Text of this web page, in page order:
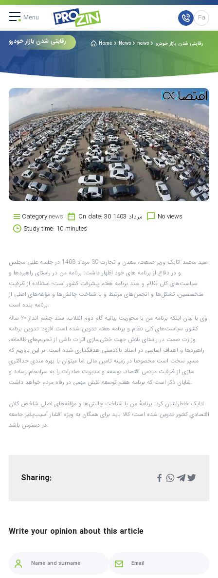
Menu Fa
رقابتی شدن بازار خودرو Home News news رقابتی شدن بازار خودرو
Category:news On date: 30 مرداد 1403
No views
Study time: 10 minutes
سید محمد اتابک وزیر صنعت، معدن و تجارت 30 مرداد 1403 در جلسه علنی مجلس
و در دفاع از برنامه های خود اظهار داشت: برنامه من در راستای راهبرد‌ها و
سیاست‌های کلی نظام و سند برنامه هفتم پیشرفت کشور است؛ استفاده از ظرفیت
متخصصین، تشکل‌ها و انجمن‌های مرتبط و با شناخت چالش‌ها و مؤلفه‌های اصلی از
برنامه بنده است.
وی با بیان اینکه برنامه‌ من با محوریت بیانیه گام دوم انقلاب، سند چشم انداز ۲۰ ساله
کشور، سیاست‌های کلی نظام و برنامه هفتم تدوین شده است افزود: تدوین برنامه
وزارت صمت در راستای تلاش جهت خنثی‌سازی اثرات ناشی از تحریم‌های ظالمانه،
راهبرد‌ها و اهداف اساسی در اسناد بالادستی هدفگذاری شده است. بر این باوریم که
مسیر سخت است مخصوصا در زمینه تامین مالی اما میتوان با بهره مندی حداکثری
سازی از ظرفیت مردمی اقتصاد، توسعه و مدیریت صادرات را به سرانجام رساند و
شایان ذکر است که برنامه هفتم توسعه نقش مهمی در رفاه مردم خواهد داشت.
اتابک خاطرنشان کرد: برنامهٔ من با شناخت چالش‌ها و مؤلفه‌های اصلیِ شاخص کلان
اقتصادیِ کشور تدوین شده است؛ کالا باید برای همگان به ویژه اقشار آسیب‌پذیر جامعه
در دسترس باشد.
Sharing:
Write your opinion about this article